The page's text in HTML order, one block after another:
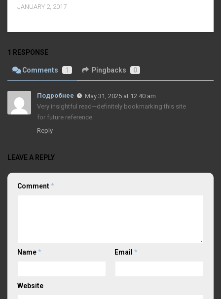
JANUARY 2, 2017
1 RESPONSE
Comments 1 Pingbacks 0
Подробнее
May 31, 2025 at 12:40 am
Very insightful read—definitely bookmarking this site
for future reference.
Reply
LEAVE A REPLY
Comment*
Name* Email *
Website